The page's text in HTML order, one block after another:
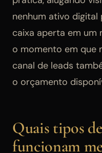
nenhum ativo
caixa aperta em um
o momento em que
canal de leads
o orçamento
Quais tipos
funcionam